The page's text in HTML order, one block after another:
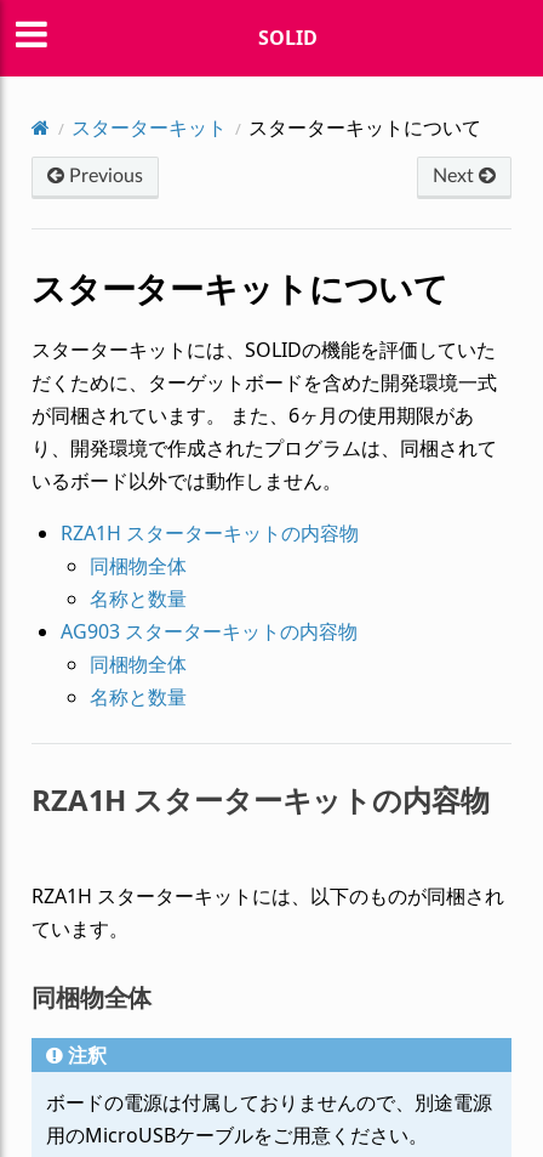
SOLID
スターターキット スターターキットについて
Previous Next
スターターキットについて
スターターキットには、SOLIDの機能を評価していた
だくために、ターゲットボードを含めた開発環境一式
が同梱されています。 また、6ヶ月の使用期限があ
り、開発環境で作成されたプログラムは、同梱されて
いるボード以外では動作しません。
RZA1H スターターキットの内容物
同梱物全体
名称と数量
AG903 スターターキットの内容物
同梱物全体
名称と数量
RZA1H スターターキットの内容物
RZA1H スターターキットには、以下のものが同梱され
ています。
同梱物全体
注釈
ボードの電源は付属しておりませんので、別途電源
用のMicroUSBケーブルをご用意ください。